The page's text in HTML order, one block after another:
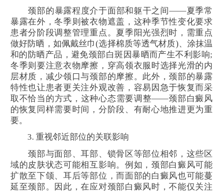
颈部的暴露程度介于面部和躯干之间——夏季常
暴露在外，冬季则被衣物遮盖，这种季节性变化要求
患者分阶段调整管理重点。夏季阳光强烈时，需重点
做好防晒，如佩戴丝巾(选择棉质等透气材质)、涂抹温
和的防晒产品，避免颈部白斑因暴晒而产生不利影响;
冬季则要注意衣物摩擦，穿高领衣服时选择光滑的内
层材质，减少领口与颈部的摩擦。此外，颈部的暴露
特性也让患者更关注外观改善，容易因急于恢复而采
取不恰当的方式，这种心态需要调整——颈部白癜风
的恢复同样需要时间，分阶段、有耐心地推进更为重
要。
3. 重视邻近部位的关联影响
颈部与面部、耳部、锁骨区等部位相邻，这些区
域的皮肤状态可能相互影响。例如，颈部白癜风可能
扩散至下颌、耳后等部位，而面部的白癜风也可能蔓
延至颈部。因此，在应对颈部白癜风时，不能仅关注